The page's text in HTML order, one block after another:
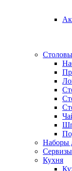
Наборы
Сервизы
Кухня